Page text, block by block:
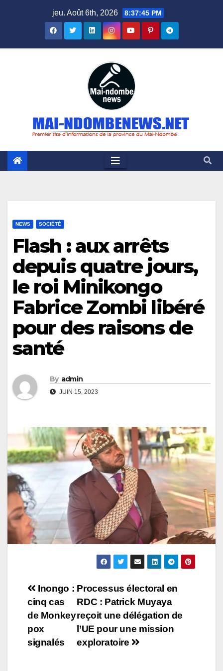
jeu. Août 6th, 2026 8:37:46 PM
NEWS SOCIÉTÉ
Flash : aux arrêts
depuis quatre jours,
le roi Minikongo
Fabrice Zombi libéré
pour des raisons de
santé
By admin
JUIN 15, 2023
Navigation
de
l’article
Processus électoral en
RDC : Patrick Muyaya
reçoit une délégation de
l’UE pour une mission
exploratoire
Inongo :
cinq cas
de Monkey
pox
signalés